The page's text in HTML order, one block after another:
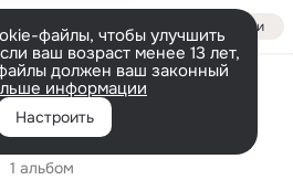
Войти
файлы, чтобы улучшить
ваш возраст менее 13 лет,
должен ваш законный
информации
Настроить
Исполнитель
Caity Costa
1 альбом